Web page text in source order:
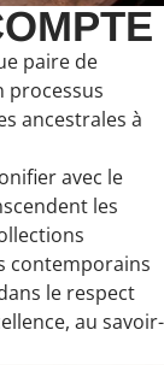
paire de
processus
ancestrales à
avec le
les
contemporains
le respect
au savoir-